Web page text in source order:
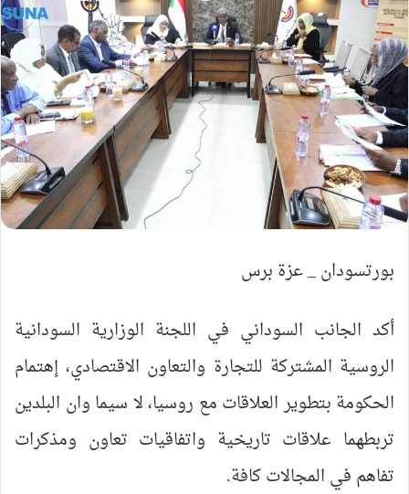
بورتسودان _ عزة برس
أكد الجانب السوداني في اللجنة الوزارية السودانية
الروسية المشتركة للتجارة والتعاون الاقتصادي، إهتمام
الحكومة بتطوير العلاقات مع روسيا، لا سيما وان البلدين
تربطهما علاقات تاريخية واتفاقيات تعاون ومذكرات
تفاهم في المجالات كافة.